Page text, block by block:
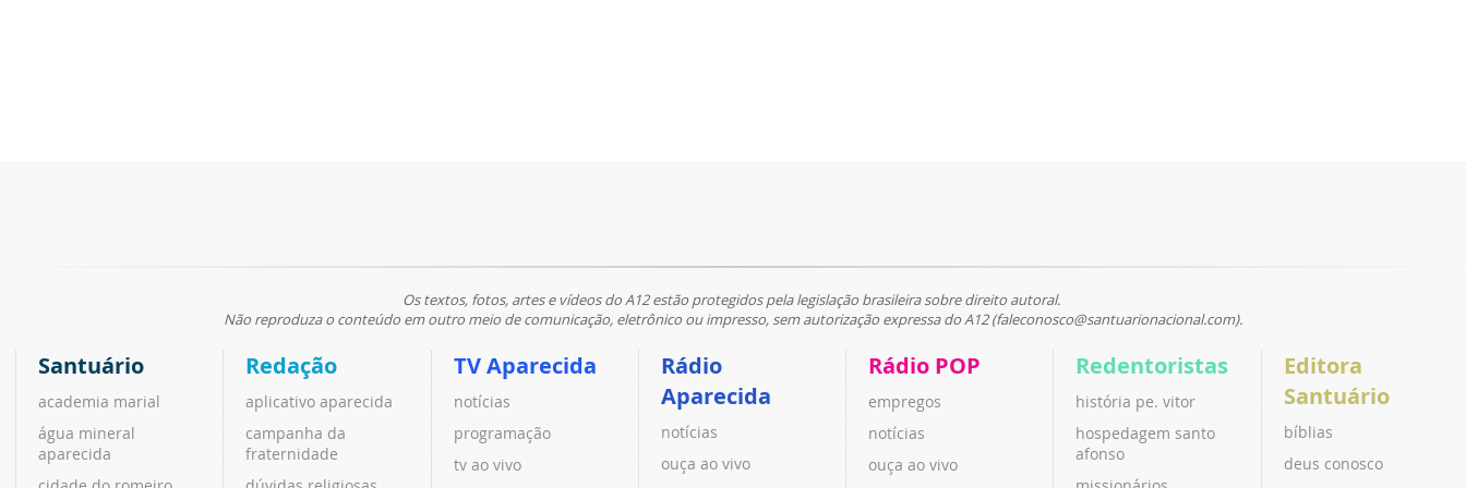
Os textos, fotos, artes e vídeos do A12 estão protegidos pela legislação brasileira sobre direito autoral.
Não reproduza o conteúdo em outro meio de comunicação, eletrônico ou impresso, sem autorização expressa do A12 (faleconosco@santuarionacional.com).
Santuário
academia marial
água mineral
aparecida
Redação
aplicativo aparecida
campanha da
fraternidade
TV Aparecida
notícias
programação
tv ao vivo
Rádio
Aparecida
notícias
ouça ao vivo
Rádio POP
empregos
notícias
ouça ao vivo
Redentoristas
história pe. vitor
hospedagem santo
afonso
Editora
Santuário
bíblias
deus conosco